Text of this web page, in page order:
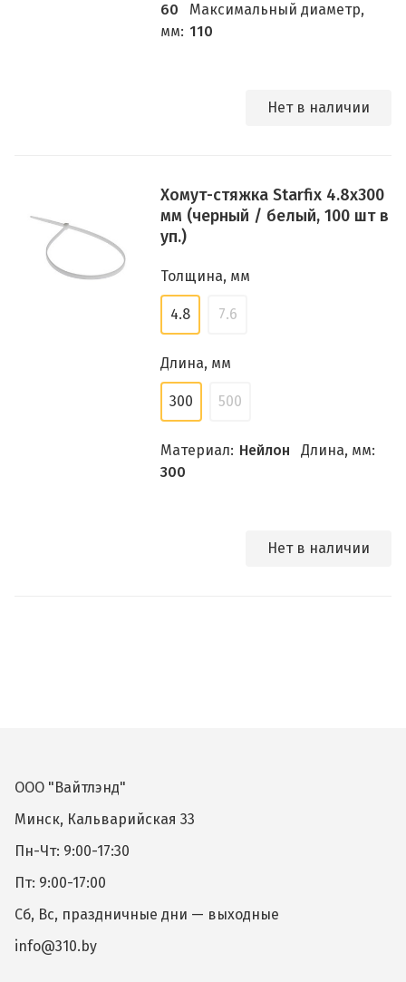
60
Максимальный диаметр,
мм: 110
Нет в наличии
Хомут-стяжка Starfix 4.8х300
мм (черный / белый, 100 шт в
уп.)
Толщина, мм
4.8 7.6
Длина, мм
300 500
Материал: Нейлон
Длина, мм:
300
Нет в наличии
ООО "Вайтлэнд"
Минск, Кальварийская 33
Пн-Чт: 9:00-17:30
Пт: 9:00-17:00
Сб, Вс, праздничные дни — выходные
info@310.by